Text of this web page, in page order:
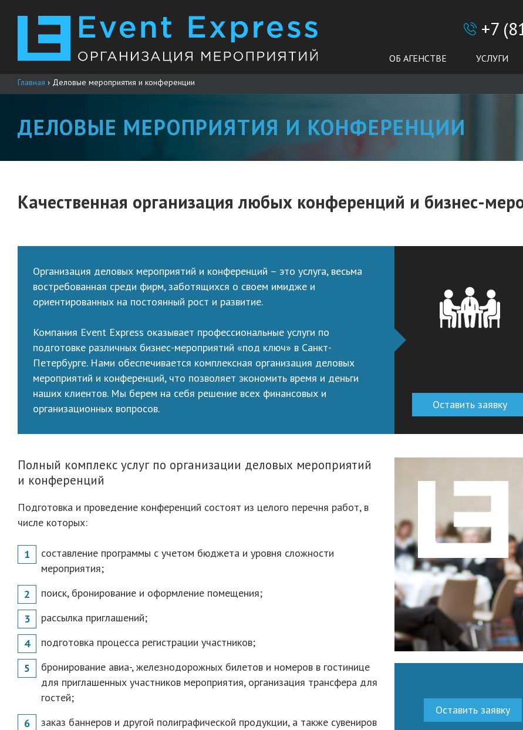
+7
ОБ АГЕНСТВЕ УСЛУГИ
Главная › Деловые мероприятия и конференции
ДЕЛОВЫЕ МЕРОПРИЯТИЯ И КОНФЕРЕНЦИИ
Качественная организация любых конференций и бизнес-
Организация деловых мероприятий и конференций – это услуга, весьма
востребованная среди фирм, заботящихся о своем имидже и
ориентированных на постоянный рост и развитие.
Компания Event Express оказывает профессиональные услуги по
подготовке различных бизнес-мероприятий «под ключ» в Санкт-
Петербурге. Нами обеспечивается комплексная организация деловых
мероприятий и конференций, что позволяет экономить время и деньги
наших клиентов. Мы берем на себя решение всех финансовых и
организационных вопросов.
Оставить заявку
Оставить заявку
Полный комплекс услуг по организации деловых мероприятий
и конференций
Подготовка и проведение конференций состоят из целого перечня работ, в
числе которых:
составление программы с учетом бюджета и уровня сложности
мероприятия;
поиск, бронирование и оформление помещения;
рассылка приглашений;
подготовка процесса регистрации участников;
бронирование авиа-, железнодорожных билетов и номеров в гостинице
для приглашенных участников мероприятия, организация трансфера для
гостей;
заказ баннеров и другой полиграфической продукции, а также сувениров